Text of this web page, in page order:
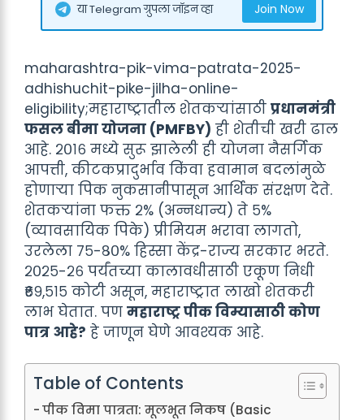
या Telegram ग्रुपला जॉइन व्हा Join Now
maharashtra-pik-vima-patrata-2025-
adhishuchit-pike-jilha-online-
eligibility;महाराष्ट्रातील शेतकऱ्यांसाठी प्रधानमंत्री
फसल बीमा योजना (PMFBY) ही शेतीची खरी ढाल
आहे. २०१६ मध्ये सुरू झालेली ही योजना नैसर्गिक
आपत्ती, कीटकप्रादुर्भाव किंवा हवामान बदलांमुळे
होणाऱ्या पिक नुकसानीपासून आर्थिक संरक्षण देते.
शेतकऱ्यांना फक्त २% (अन्नधान्य) ते ५%
(व्यावसायिक पिके) प्रीमियम भरावा लागतो,
उरलेला ७५-८०% हिस्सा केंद्र-राज्य सरकार भरते.
२०२५-२६ पर्यंतच्या कालावधीसाठी एकूण निधी
₹६९,५१५ कोटी असून, महाराष्ट्रात लाखो शेतकरी
लाभ घेतात. पण महाराष्ट्र पीक विम्यासाठी कोण
पात्र आहे? हे जाणून घेणे आवश्यक आहे.
Table of Contents
पीक विमा पात्रता: मूलभूत निकष (Basic